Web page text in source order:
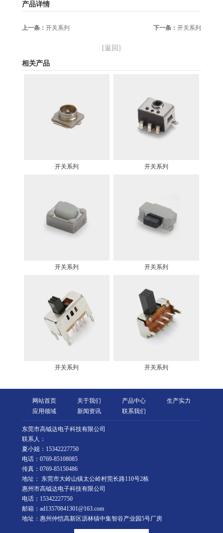
产品详情
上一条： 开关系列 下一条： 开关系列
[返回]
相关产品
开关系列 开关系列
开关系列 开关系列
开关系列 开关系列
网站首页 关于我们 产品中心
生产实力
应用领域
新闻资讯 联系我们
东莞市高钺达电子科技有限公司
联系人：
夏小姐：15342227750
电话：0769-85108085
传真：0769-85150486
地址： 东莞市大岭山镇太公岭村莞长路110号2栋
惠州市高钺达电子科技有限公司
电话：15342227750
邮箱：ad13570841301@163.com
地址：惠州仲恺高新区沥林镇中集智谷产业园5号厂房